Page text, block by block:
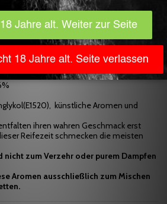
generell Aromen an einem für Kinder,
geschehen ausnahmslos auf eigene
Gründen vom Umtausch
künstliche Aromen und
ihren wahren Geschmack erst
Reifezeit schmecken die meisten
nicht zum Verzehr oder purem Dampfen
Aromen ausschließlich zum Mischen